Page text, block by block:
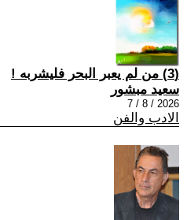
(3) من لم يعبر البحر فليشربه !
سعيد مبشور
2026 / 8 / 7
الادب والفن